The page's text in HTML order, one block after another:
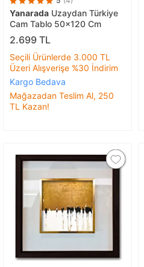
Yanarada Uzaydan Türkiye
Cam Tablo 50x120 Cm
2.699 TL
Seçili Ürünlerde 3.000 TL
Üzeri Alışverişe %30 İndirim
Kargo Bedava
Mağazadan Teslim Al, 250
TL Kazan!